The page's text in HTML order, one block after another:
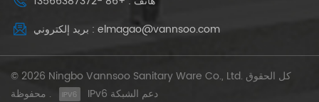
بريد إلكتروني : elmagao@vannsoo.com
© 2026 Ningbo Vannsoo Sanitary Ware Co., Ltd. كل الحقوق
محفوظة .
IPv6 دعم الشبكة